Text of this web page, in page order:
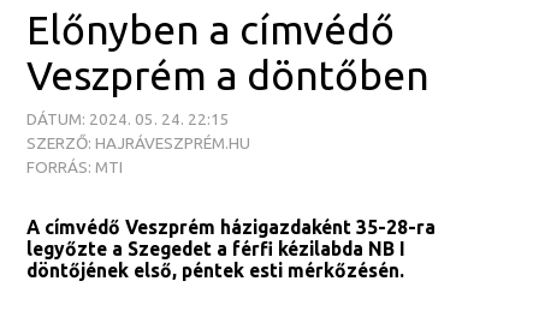
Előnyben a címvédő
Veszprém a döntőben
DÁTUM: 2024. 05. 24. 22:15
SZERZŐ: HAJRÁVESZPRÉM.HU
FORRÁS: MTI
A címvédő Veszprém házigazdaként 35-28-ra
legyőzte a Szegedet a férfi kézilabda NB I
döntőjének első, péntek esti mérkőzésén.